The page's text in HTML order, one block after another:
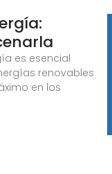
es esencial
renovables
en los